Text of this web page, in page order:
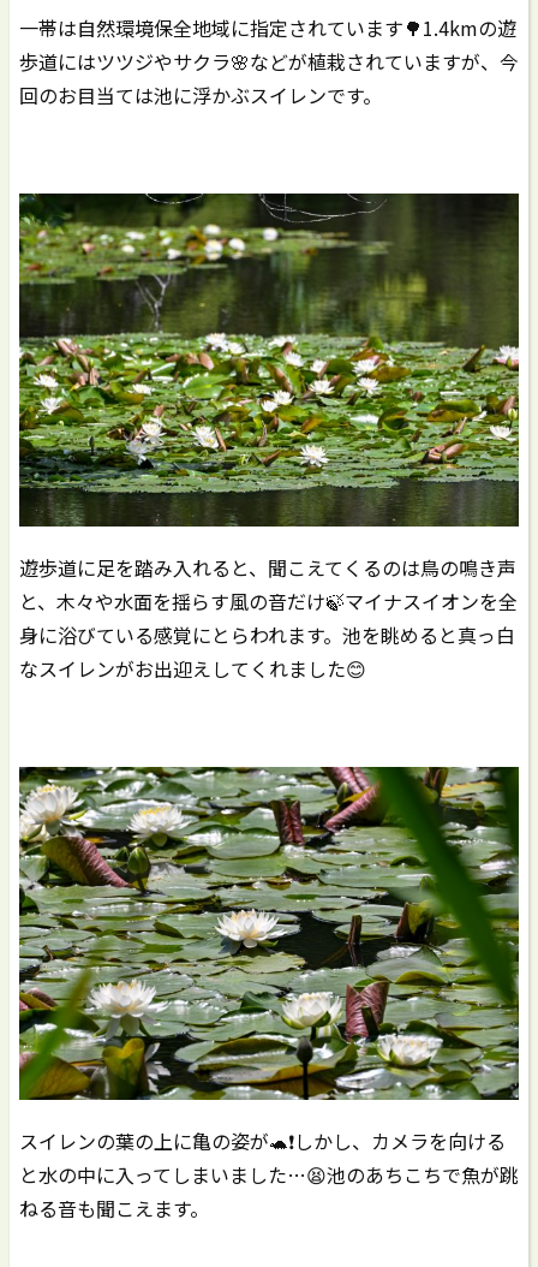
一帯は自然環境保全地域に指定されています🌳1.4kmの遊
歩道にはツツジやサクラ🌸などが植栽されていますが、今
回のお目当ては池に浮かぶスイレンです。
遊歩道に足を踏み入れると、聞こえてくるのは鳥の鳴き声
と、木々や水面を揺らす風の音だけ🍃マイナスイオンを全
身に浴びている感覚にとらわれます。池を眺めると真っ白
なスイレンがお出迎えしてくれました😊
スイレンの葉の上に亀の姿が🐢❗️しかし、カメラを向ける
と水の中に入ってしまいました…😫池のあちこちで魚が跳
ねる音も聞こえます。